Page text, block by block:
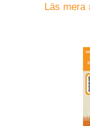
Läs mera